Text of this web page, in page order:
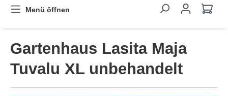
Menü öffnen
Gartenhaus Lasita Maja
Tuvalu XL unbehandelt